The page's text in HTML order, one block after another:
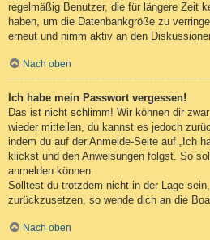
regelmäßig Benutzer, die für längere Zeit
haben, um die Datenbankgröße zu
erneut und nimm aktiv an den
Nach oben
Ich habe mein Passwort vergessen!
Das ist nicht schlimm! Wir können dir
wieder mitteilen, du kannst es jedoch
indem du auf der Anmelde-Seite auf „Ich
klickst und den Anweisungen folgst. So
anmelden können.
Solltest du trotzdem nicht in der Lage
zurückzusetzen, so wende dich an die
Nach oben